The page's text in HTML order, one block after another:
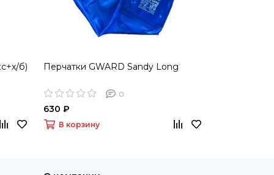
б) Перчатки GWARD Sandy Long
0
630 ₽
В корзину